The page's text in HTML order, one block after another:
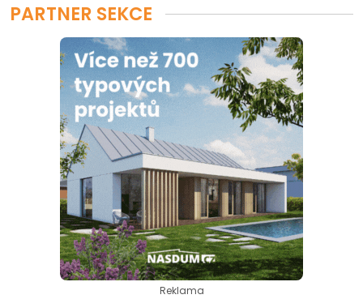
PARTNER SEKCE
Reklama